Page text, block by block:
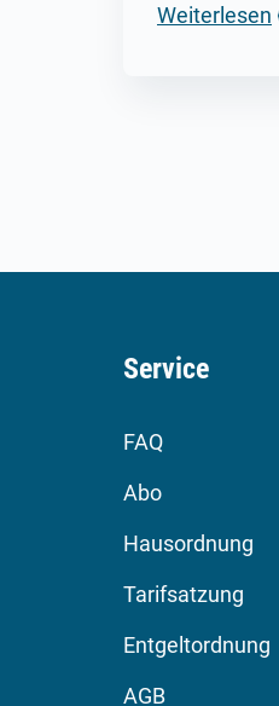
Weiterlesen
Service
FAQ
Abo
Hausordnung
Tarifsatzung
Entgeltordnung
AGB